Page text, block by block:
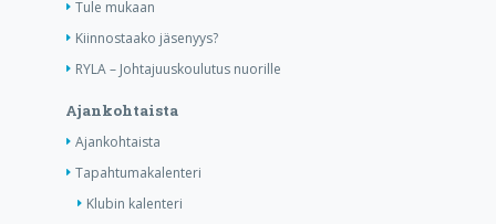
Tule mukaan
Kiinnostaako jäsenyys?
RYLA – Johtajuuskoulutus nuorille
Ajankohtaista
Ajankohtaista
Tapahtumakalenteri
Klubin kalenteri